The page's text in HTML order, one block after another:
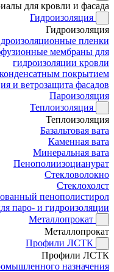
для кровли и фасада
Гидроизоляция
Гидроизоляция
пленки
мембраны для
гидроизоляции кровли
покрытием
и ветрозащита фасадов
Пароизоляция
Теплоизоляция
Теплоизоляция
Базальтовая вата
Каменная вата
Минеральная вата
Пенополиизоцианурат
Стекловолокно
Стеклохолст
пенополистирол
паро- и гидроизоляции
Металлопрокат
Металлопрокат
Профили ЛСТК
Профили ЛСТК
назначения